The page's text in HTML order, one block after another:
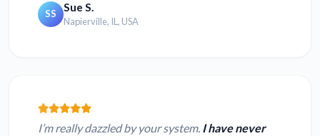
SS Sue S.
Napierville, IL, USA
I’m really dazzled by your system. I have never